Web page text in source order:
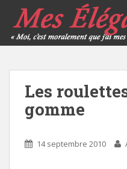
Les
gomme
14 septembre 2010